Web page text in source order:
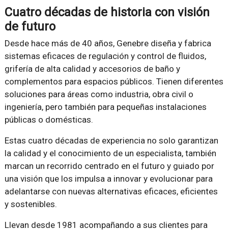
Cuatro décadas de historia con visión
de futuro
Desde hace más de 40 años, Genebre diseña y fabrica
sistemas eficaces de regulación y control de fluidos,
grifería de alta calidad y accesorios de baño y
complementos para espacios públicos. Tienen diferentes
soluciones para áreas como industria, obra civil o
ingeniería, pero también para pequeñas instalaciones
públicas o domésticas.
Estas cuatro décadas de experiencia no solo garantizan
la calidad y el conocimiento de un especialista, también
marcan un recorrido centrado en el futuro y guiado por
una visión que los impulsa a innovar y evolucionar para
adelantarse con nuevas alternativas eficaces, eficientes
y sostenibles.
Llevan desde 1981 acompañando a sus clientes para